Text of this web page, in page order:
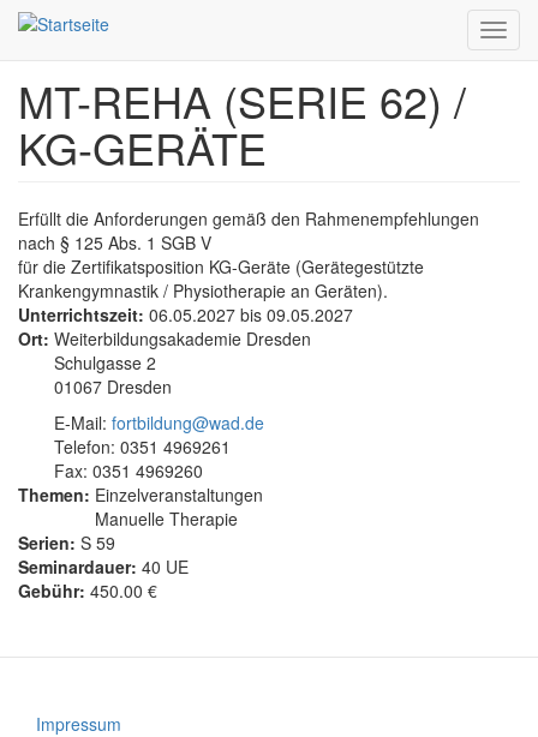
Direkt
zum
Inhalt
MT-REHA (SERIE 62) /
KG-GERÄTE
Erfüllt die Anforderungen gemäß den Rahmenempfehlungen
nach § 125 Abs. 1 SGB V
für die Zertifikatsposition KG-Geräte (Gerätegestützte
Krankengymnastik / Physiotherapie an Geräten).
Unterrichtszeit: 06.05.2027 bis 09.05.2027
Ort: Weiterbildungsakademie Dresden
Schulgasse 2
01067 Dresden
E-Mail: fortbildung@wad.de
Telefon: 0351 4969261
Fax: 0351 4969260
Themen: Einzelveranstaltungen
Manuelle Therapie
Serien: S 59
Seminardauer: 40 UE
Gebühr: 450.00 €
Impressum